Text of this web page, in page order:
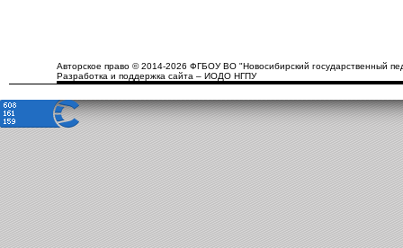
Авторское право © 2014-2026 ФГБОУ ВО "Новосибирский государственный
Разработка и поддержка сайта – ИОДО НГПУ